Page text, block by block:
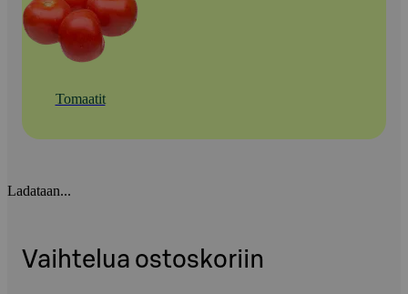
Tomaatit
Ladataan...
Vaihtelua ostoskoriin